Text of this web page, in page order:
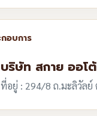
บริษัท สกาย ออโ
ที่อยู่ : 294/8 ถ.มะลิวัลย์